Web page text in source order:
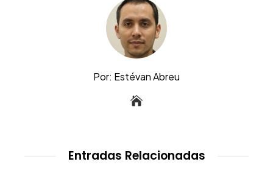
Por: Estévan Abreu
Entradas Relacionadas